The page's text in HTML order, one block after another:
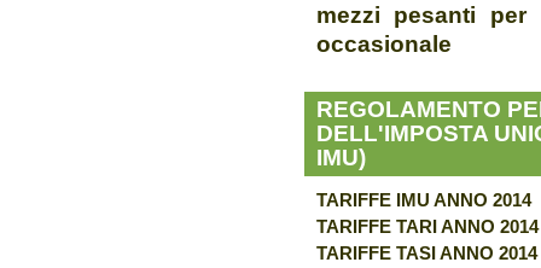
mezzi pesanti
occasionale
REGOLAMENTO
DELL'IMPOSTA
IMU)
TARIFFE IMU ANNO 2014
TARIFFE TARI ANNO 2014
TARIFFE TASI ANNO 2014